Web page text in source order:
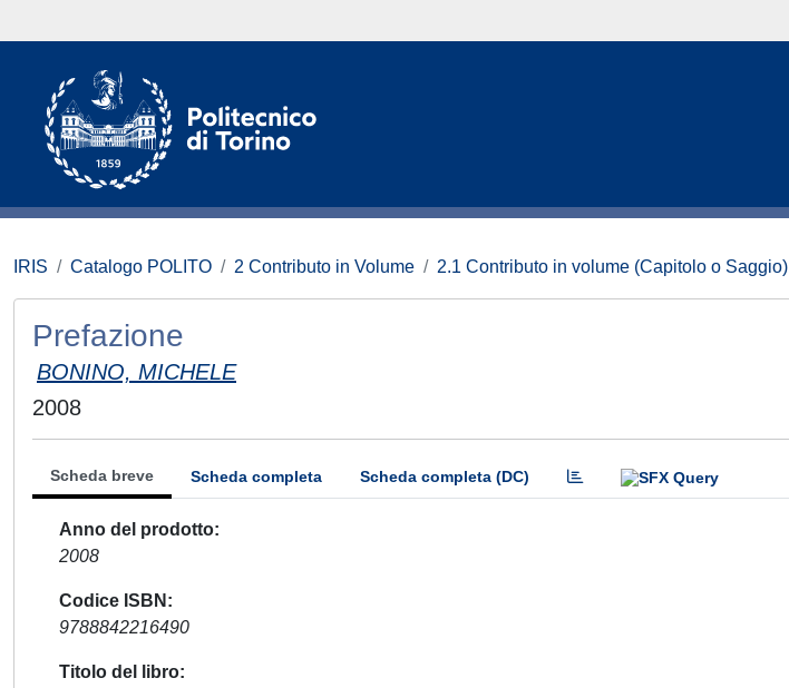
IRIS Catalogo POLITO 2 Contributo in Volume 2.1 Contributo in volume (Capitolo o Saggio)
Prefazione
BONINO, MICHELE
2008
Scheda breve Scheda completa Scheda completa (DC)
Anno del prodotto
2008
Codice ISBN
9788842216490
Titolo del libro